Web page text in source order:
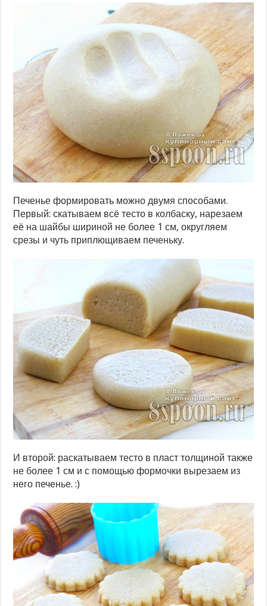
Печенье формировать можно двумя способами.
Первый: скатываем всё тесто в колбаску, нарезаем
её на шайбы шириной не более 1 см, округляем
срезы и чуть приплющиваем печеньку.
И второй: раскатываем тесто в пласт толщиной также
не более 1 см и с помощью формочки вырезаем из
него печенье. :)